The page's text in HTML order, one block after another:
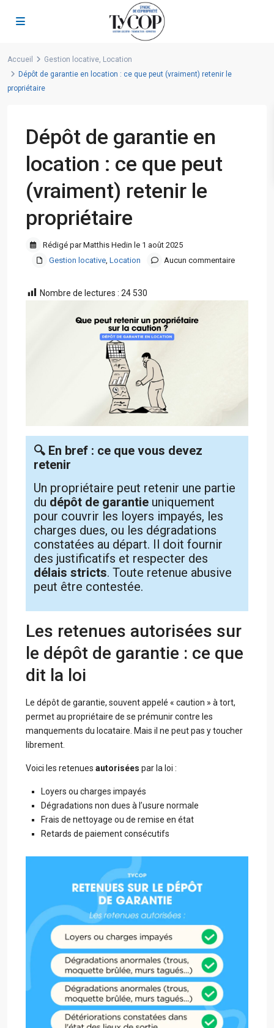
Accueil Gestion locative, Location
Dépôt de garantie en location : ce que peut (vraiment) retenir le
propriétaire
Dépôt de garantie en
location : ce que peut
(vraiment) retenir le
propriétaire
Rédigé par Matthis Hedin le 1 août 2025
Gestion locative, Location Aucun commentaire
Nombre de lectures : 24 530
🔍 En bref : ce que vous devez
retenir
Un propriétaire peut retenir une partie
du dépôt de garantie uniquement
pour couvrir les loyers impayés, les
charges dues, ou les dégradations
constatées au départ. Il doit fournir
des justificatifs et respecter des
délais stricts. Toute retenue abusive
peut être contestée.
Les retenues autorisées sur
le dépôt de garantie : ce que
dit la loi
Le dépôt de garantie, souvent appelé « caution » à tort,
permet au propriétaire de se prémunir contre les
manquements du locataire. Mais il ne peut pas y toucher
librement.
Voici les retenues autorisées par la loi :
Loyers ou charges impayés
Dégradations non dues à l’usure normale
Frais de nettoyage ou de remise en état
Retards de paiement consécutifs